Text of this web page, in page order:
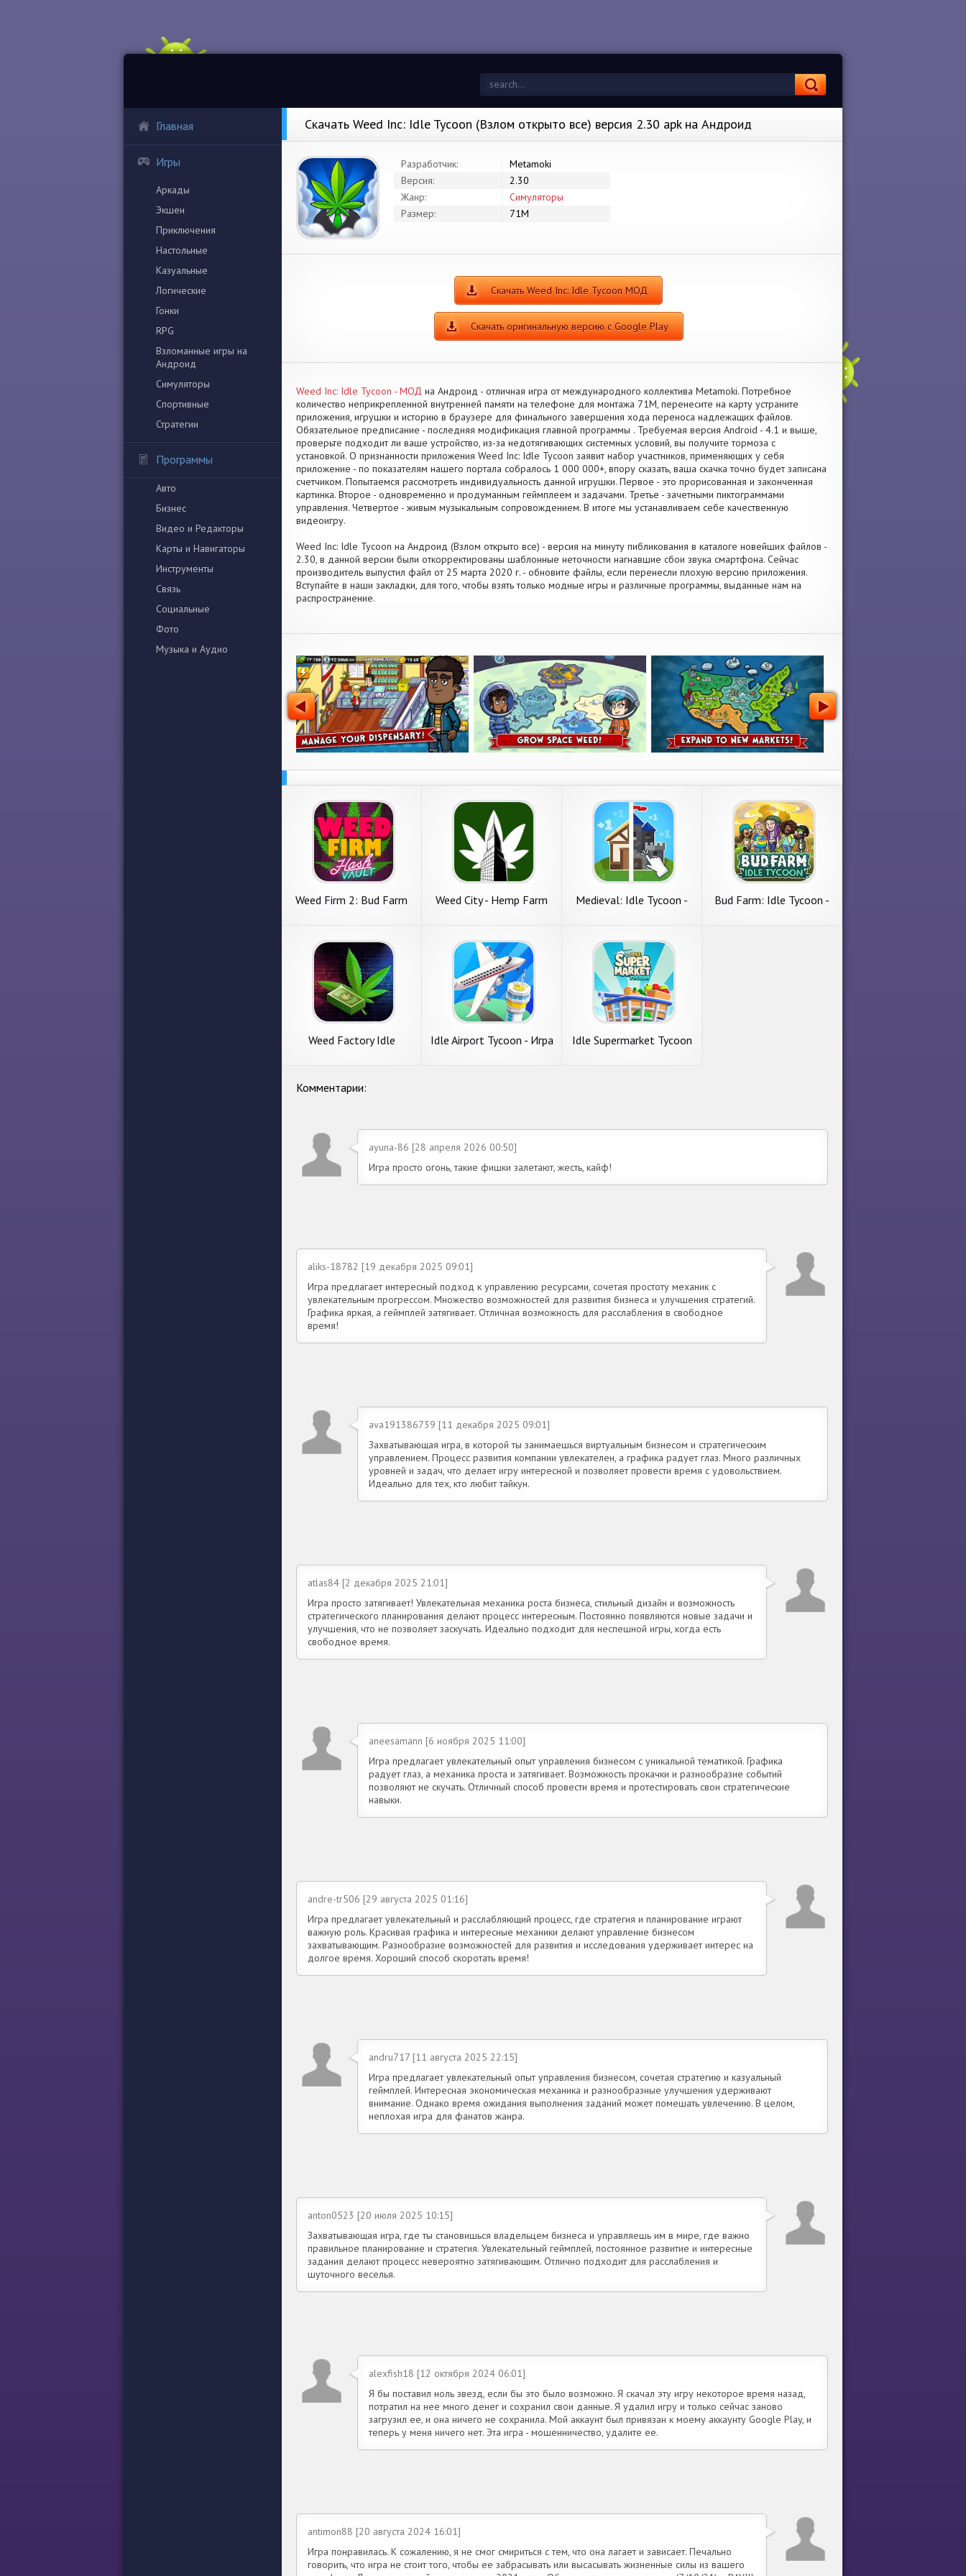
Главная
Игры
Аркады
Экшен
Приключения
Настольные
Казуальные
Логические
Гонки
RPG
Взломанные игры на
Андроид
Симуляторы
Спортивные
Стратегии
Программы
Авто
Бизнес
Видео и Редакторы
Карты и Навигаторы
Инструменты
Связь
Социальные
Фото
Музыка и Аудио
Скачать Weed Inc: Idle Tycoon (Взлом открыто все) версия 2.30 apk на Андроид
Разработчик:
Metamoki
Версия:
2.30
Жанр:
Симуляторы
Размер:
71M
Скачать Weed Inc: Idle Tycoon МОД
Скачать оригинальную версию с Google Play
Weed Inc: Idle Tycoon - МОД на Андроид - отличная игра от международного коллектива Metamoki. Потребное
количество неприкрепленной внутренней памяти на телефоне для монтажа 71M, перенесите на карту устраните
приложения, игрушки и историю в браузере для финального завершения хода переноса надлежащих файлов.
Обязательное предписание - последняя модификация главной программы . Требуемая версия Android - 4.1 и выше,
проверьте подходит ли ваше устройство, из-за недотягивающих системных условий, вы получите тормоза с
установкой. О признанности приложения Weed Inc: Idle Tycoon заявит набор участников, применяющих у себя
приложение - по показателям нашего портала собралось 1 000 000+, впору сказать, ваша скачка точно будет записана
счетчиком. Попытаемся рассмотреть индивидуальность данной игрушки. Первое - это прорисованная и законченная
картинка. Второе - одновременно и продуманным геймплеем и задачами. Третье - зачетными пиктограммами
управления. Четвертое - живым музыкальным сопровождением. В итоге мы устанавливаем себе качественную
видеоигру.
Weed Inc: Idle Tycoon на Андроид (Взлом открыто все) - версия на минуту пибликования в каталоге новейших файлов -
2.30, в данной версии были откорректированы шаблонные неточности нагнавшие сбои звука смартфона. Сейчас
производитель выпустил файл от 25 марта 2020 г. - обновите файлы, если перенесли плохую версию приложения.
Вступайте в наши закладки, для того, чтобы взять только модные игры и различные программы, выданные нам на
распространение.
Weed Firm 2: Bud Farm
Weed City - Hemp Farm
Medieval: Idle Tycoon -
Bud Farm: Idle Tycoon -
Weed Factory Idle
Idle Airport Tycoon - Игра
Idle Supermarket Tycoon
Комментарии:
ayuna-86 [28 апреля 2026 00:50]
Игра просто огонь, такие фишки залетают, жесть, кайф!
aliks-18782 [19 декабря 2025 09:01]
Игра предлагает интересный подход к управлению ресурсами, сочетая простоту механик с
увлекательным прогрессом. Множество возможностей для развития бизнеса и улучшения стратегий.
Графика яркая, а геймплей затягивает. Отличная возможность для расслабления в свободное
время!
ava191386739 [11 декабря 2025 09:01]
Захватывающая игра, в которой ты занимаешься виртуальным бизнесом и стратегическим
управлением. Процесс развития компании увлекателен, а графика радует глаз. Много различных
уровней и задач, что делает игру интересной и позволяет провести время с удовольствием.
Идеально для тех, кто любит тайкун.
atlas84 [2 декабря 2025 21:01]
Игра просто затягивает! Увлекательная механика роста бизнеса, стильный дизайн и возможность
стратегического планирования делают процесс интересным. Постоянно появляются новые задачи и
улучшения, что не позволяет заскучать. Идеально подходит для неспешной игры, когда есть
свободное время.
aneesamann [6 ноября 2025 11:00]
Игра предлагает увлекательный опыт управления бизнесом с уникальной тематикой. Графика
радует глаз, а механика проста и затягивает. Возможность прокачки и разнообразие событий
позволяют не скучать. Отличный способ провести время и протестировать свои стратегические
навыки.
andre-tr506 [29 августа 2025 01:16]
Игра предлагает увлекательный и расслабляющий процесс, где стратегия и планирование играют
важную роль. Красивая графика и интересные механики делают управление бизнесом
захватывающим. Разнообразие возможностей для развития и исследования удерживает интерес на
долгое время. Хороший способ скоротать время!
andru717 [11 августа 2025 22:15]
Игра предлагает увлекательный опыт управления бизнесом, сочетая стратегию и казуальный
геймплей. Интересная экономическая механика и разнообразные улучшения удерживают
внимание. Однако время ожидания выполнения заданий может помешать увлечению. В целом,
неплохая игра для фанатов жанра.
anton0523 [20 июля 2025 10:15]
Захватывающая игра, где ты становишься владельцем бизнеса и управляешь им в мире, где важно
правильное планирование и стратегия. Увлекательный геймплей, постоянное развитие и интересные
задания делают процесс невероятно затягивающим. Отлично подходит для расслабления и
шуточного веселья.
alexfish18 [12 октября 2024 06:01]
Я бы поставил ноль звезд, если бы это было возможно. Я скачал эту игру некоторое время назад,
потратил на нее много денег и сохранил свои данные. Я удалил игру и только сейчас заново
загрузил ее, и она ничего не сохранила. Мой аккаунт был привязан к моему аккаунту Google Play, и
теперь у меня ничего нет. Эта игра - мошенничество, удалите ее.
antimon88 [20 августа 2024 16:01]
Игра понравилась. К сожалению, я не смог смириться с тем, что она лагает и зависает. Печально
говорить, что игра не стоит того, чтобы ее забрасывать или высасывать жизненные силы из вашего